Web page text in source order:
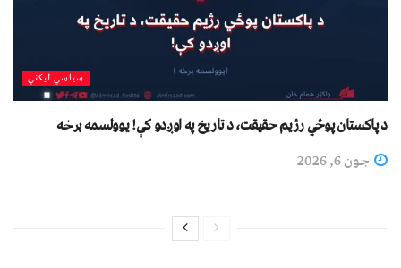
سیاسي لیکني
د پاکستان پوځي رژیم حقیقت، د تاریخ په اوږدو کې! یوولسمه برخه
جون 6, 2026